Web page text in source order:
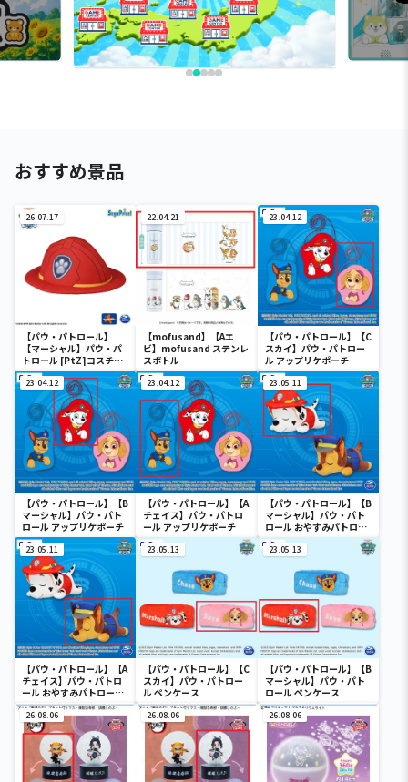
おすすめ景品
26.07.17
【パウ・パトロール】
【マーシャル】パウ・パ
トロール [PtZ]コスチュ
ーム帽子‐マーシャル‐
22.04.21
【mofusand】【Aエ
ビ】mofusand ステンレ
スボトル
23.04.12
【パウ・パトロール】【C
スカイ】パウ・パトロー
ル アップリケポーチ
23.04.12
【パウ・パトロール】【B
マーシャル】パウ・パト
ロール アップリケポーチ
23.04.12
【パウ・パトロール】【A
チェイス】パウ・パトロ
ール アップリケポーチ
23.05.11
【パウ・パトロール】【B
マーシャル】パウ・パト
ロール おやすみパトロー
ルBIGぬいぐるみ
23.05.11
【パウ・パトロール】【A
チェイス】パウ・パトロ
ール おやすみパトロール
BIGぬいぐるみ
23.05.13
【パウ・パトロール】【C
スカイ】パウ・パトロー
ル ペンケース
23.05.13
【パウ・パトロール】【B
マーシャル】パウ・パト
ロール ペンケース
26.08.06 26.08.06 26.08.06